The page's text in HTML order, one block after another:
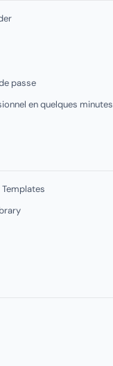
passe
en quelques minutes